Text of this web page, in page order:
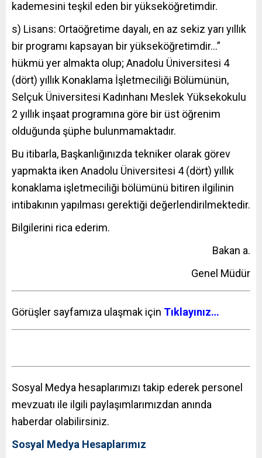
kademesini teşkil eden bir yükseköğretimdir.
s) Lisans: Ortaöğretime dayalı, en az sekiz yarı yıllık
bir programı kapsayan bir yükseköğretimdir…”
hükmü yer almakta olup; Anadolu Üniversitesi 4
(dört) yıllık Konaklama İşletmeciliği Bölümünün,
Selçuk Üniversitesi Kadınhanı Meslek Yüksekokulu
2 yıllık inşaat programına göre bir üst öğrenim
olduğunda şüphe bulunmamaktadır.
Bu itibarla, Başkanlığınızda tekniker olarak görev
yapmakta iken Anadolu Üniversitesi 4 (dört) yıllık
konaklama işletmeciliği bölümünü bitiren ilgilinin
intibakının yapılması gerektiği değerlendirilmektedir.
Bilgilerini rica ederim.
Bakan a.
Genel Müdür
Görüşler sayfamıza ulaşmak için Tıklayınız…
Sosyal Medya hesaplarımızı takip ederek personel
mevzuatı ile ilgili paylaşımlarımızdan anında
haberdar olabilirsiniz.
Sosyal Medya Hesaplarımız